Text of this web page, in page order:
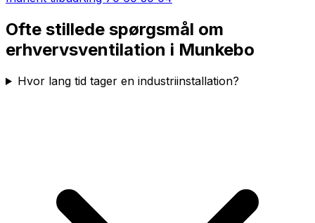
Ofte stillede spørgsmål om
erhvervsventilation i Munkebo
Hvor lang tid tager en industriinstallation?